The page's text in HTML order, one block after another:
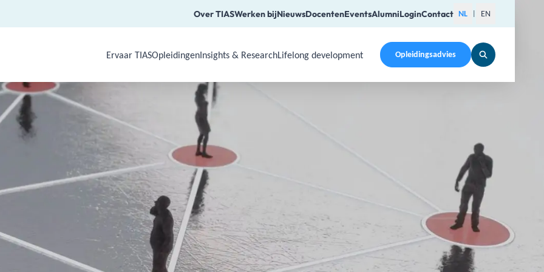
Over TIASWerken bijNieuwsDocentenEventsAlumniLoginContact NL EN
Use Arrow Down, Enter or Space to open a submenu. Use Arrow Up, Home, End to navigate items
Ervaar TIASOpleidingenInsights & ResearchLifelong development Opleidingsadvies